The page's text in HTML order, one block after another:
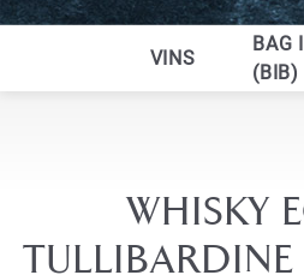
VINS
BAG
(BIB)
WHISKY